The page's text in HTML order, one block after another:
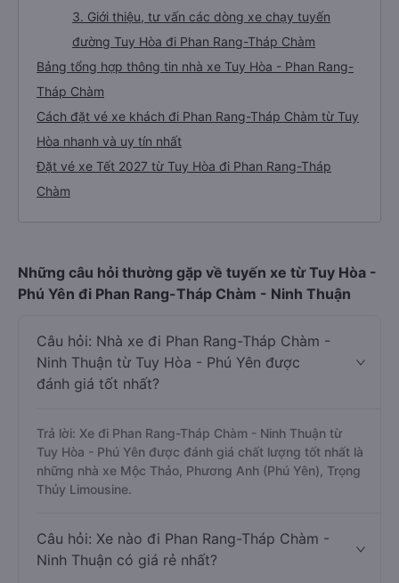
3. Giới thiệu, tư vấn các dòng xe chạy tuyến
đường Tuy Hòa đi Phan Rang-Tháp Chàm
Bảng tổng hợp thông tin nhà xe Tuy Hòa - Phan Rang-
Tháp Chàm
Cách đặt vé xe khách đi Phan Rang-Tháp Chàm từ Tuy
Hòa nhanh và uy tín nhất
Đặt vé xe Tết 2027 từ Tuy Hòa đi Phan Rang-Tháp
Chàm
Những câu hỏi thường gặp về tuyến xe từ Tuy Hòa -
Phú Yên đi Phan Rang-Tháp Chàm - Ninh Thuận
Câu hỏi: Nhà xe đi Phan Rang-Tháp Chàm -
Ninh Thuận từ Tuy Hòa - Phú Yên được
đánh giá tốt nhất?
Trả lời: Xe đi Phan Rang-Tháp Chàm - Ninh Thuận từ
Tuy Hòa - Phú Yên được đánh giá chất lượng tốt nhất là
những nhà xe Mộc Thảo, Phương Anh (Phú Yên), Trọng
Thủy Limousine.
Câu hỏi: Xe nào đi Phan Rang-Tháp Chàm -
Ninh Thuận có giá rẻ nhất?